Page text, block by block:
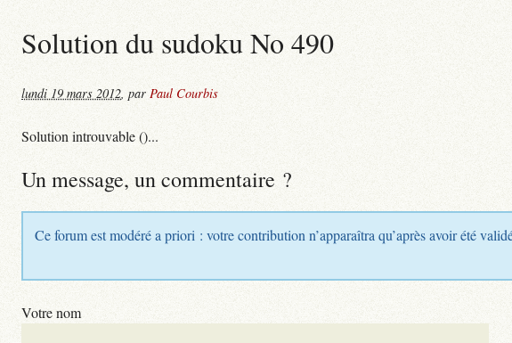
Solution du sudoku No 490
lundi 19 mars 2012, par Paul Courbis
Solution introuvable ()...
Un message, un commentaire ?
Ce forum est modéré a priori : votre contribution n’apparaîtra qu’après avoir été
Votre nom